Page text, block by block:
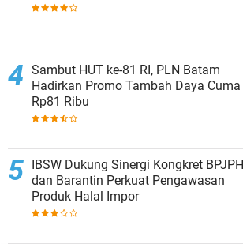
Sambut HUT ke-81 RI, PLN Batam
Hadirkan Promo Tambah Daya Cuma
Rp81 Ribu
IBSW Dukung Sinergi Kongkret BPJPH
dan Barantin Perkuat Pengawasan
Produk Halal Impor